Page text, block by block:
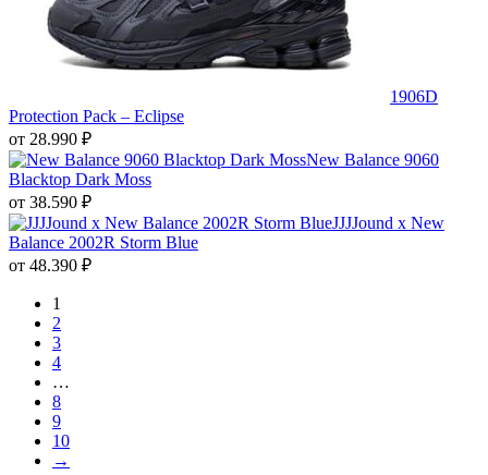
1906D
Protection Pack – Eclipse
от 28.990 ₽
New Balance 9060
Blacktop Dark Moss
от 38.590 ₽
JJJJound x New
Balance 2002R Storm Blue
от 48.390 ₽
1
2
3
4
…
8
9
10
→